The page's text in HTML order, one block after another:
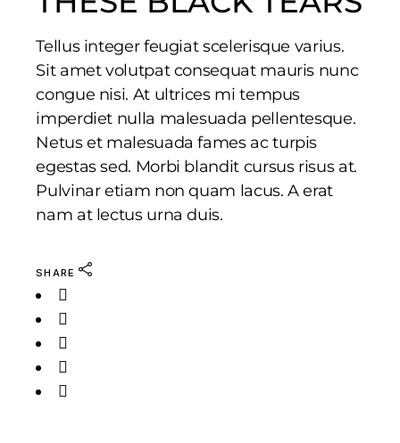
Tellus integer feugiat scelerisque varius.
Sit amet volutpat consequat mauris nunc
congue nisi. At ultrices mi tempus
imperdiet nulla malesuada pellentesque.
Netus et malesuada fames ac turpis
egestas sed. Morbi blandit cursus risus at.
Pulvinar etiam non quam lacus. A erat
nam at lectus urna duis.
SHARE